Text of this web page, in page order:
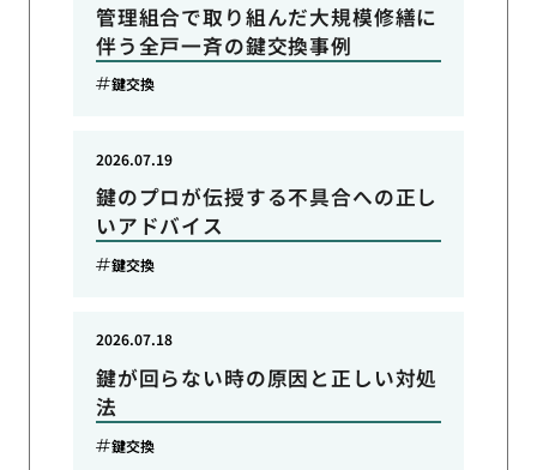
管理組合で取り組んだ大規模修繕に
伴う全戸一斉の鍵交換事例
鍵交換
鍵のプロが伝授する不具合への正し
いアドバイス
2026.07.19
鍵交換
鍵が回らない時の原因と正しい対処
法
2026.07.18
鍵交換